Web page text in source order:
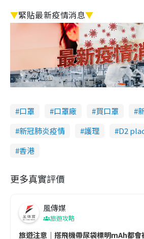
▼緊貼最新疫情消息▼
口罩 口罩廠 買口罩
新冠肺炎疫情
護理 D2
香港
更多真實評價
風傳媒
旅遊攻略
旅遊注意｜搭飛機帶尿袋標明mAh都